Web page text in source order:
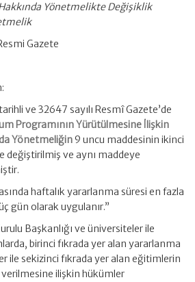
Yönetmelikte Değişiklik
Gazete
ve 32647 sayılı Resmî Gazete’de
Programının Yürütülmesine İlişkin
Yönetmeliğin9 uncu maddesinin ikinci
değiştirilmiş ve aynı maddeye
haftalık yararlanma süresi en fazla
gün olarak uygulanır.”
Başkanlığı ve üniversiteler ile
birinci fıkrada yer alan yararlanma
ile sekizinci fıkrada yer alan eğitimlerin
ilişkin hükümler